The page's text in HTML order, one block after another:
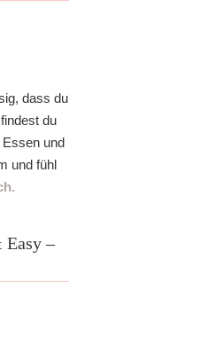
dass du
du
und
und fühl
Easy –